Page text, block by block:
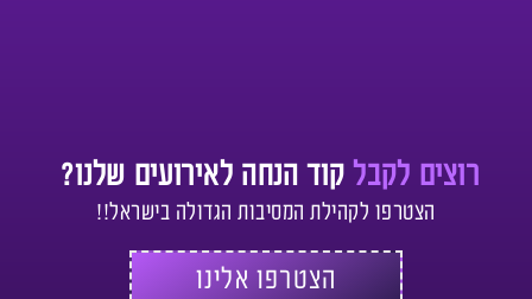
רוצים לקבל קוד הנחה לאירועים שלנו?
הצטרפו לקהילת המסיבות הגדולה בישראל!!
הצטרפו אלינו